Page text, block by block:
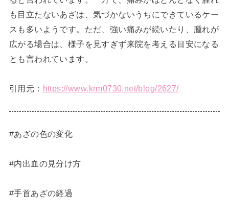
も目立たないあざは、気づかないうちにできているケー
スも多いようです。ただ、強い痛みが続いたり、腫れが
広がる場合は、様子を見すぎず来院を考える目安になる
とも言われています。
引用元： https://www.krm0730.net/blog/2627/
#あざの色の変化
#内出血の見分け方
#手首あざの経過